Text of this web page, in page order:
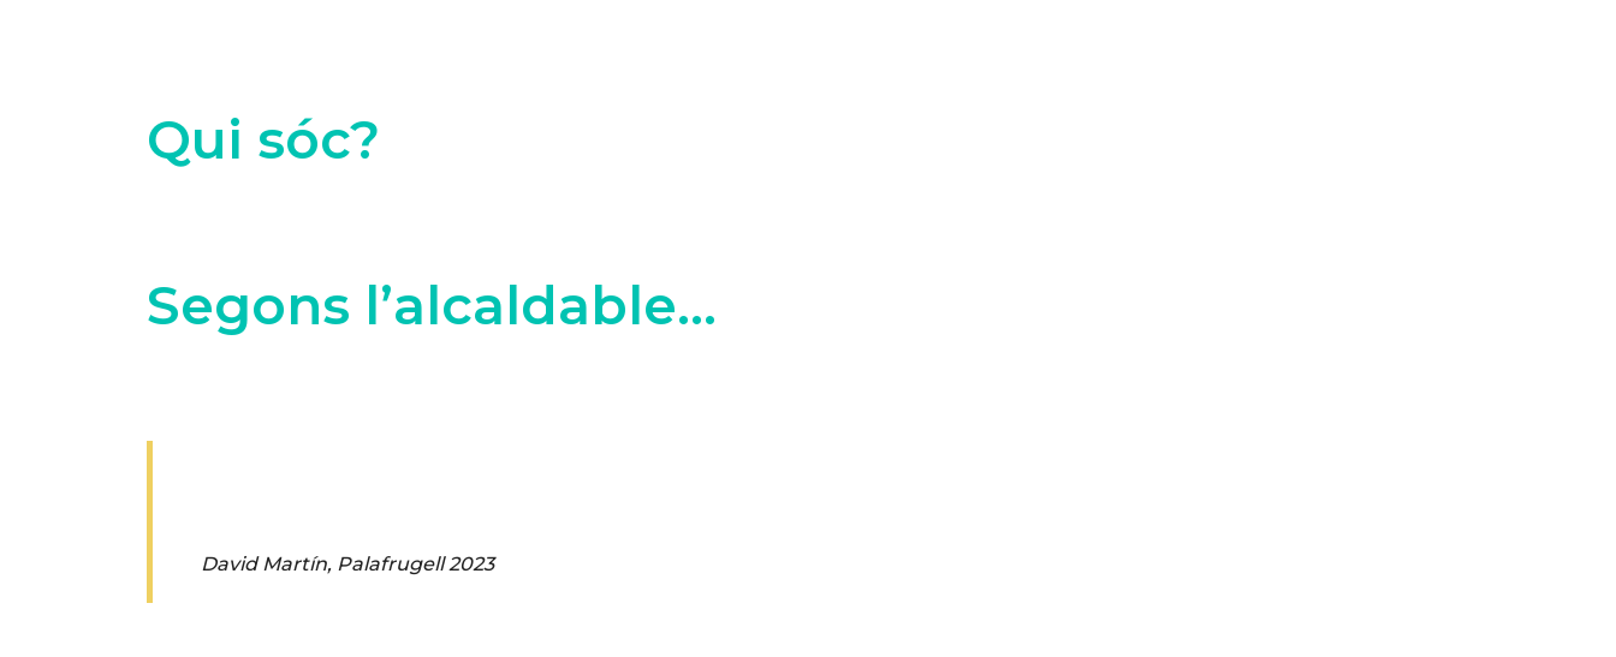
Qui sóc?
Segons l’alcaldable...
David Martín, Palafrugell 2023